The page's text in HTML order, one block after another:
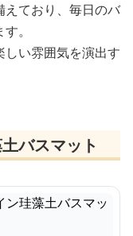
えており、毎日のバ
。
い雰囲気を演出す
バスマット